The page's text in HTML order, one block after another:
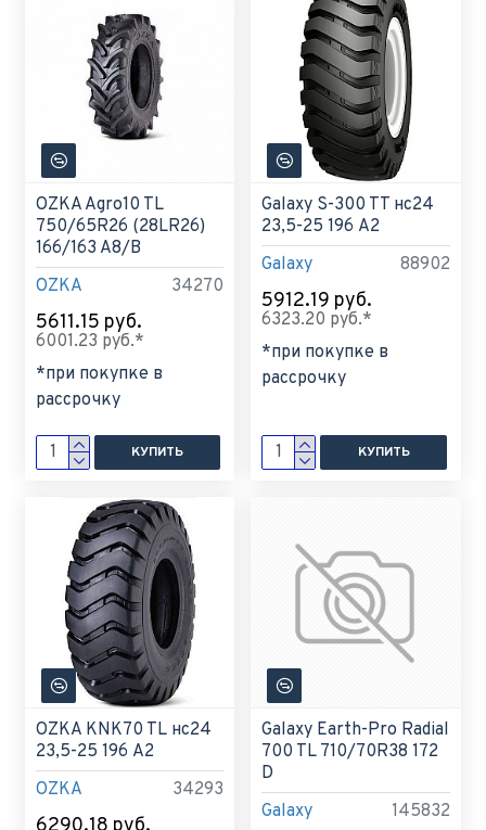
OZKA 34270
OZKA Agro10 TL
750/65R26 (28LR26)
166/163 A8/B
5611.15 руб.
6001.23 руб.*
*при покупке в
рассрочку
КУПИТЬ
Galaxy 88902
Galaxy S-300 TT нс24
23,5-25 196 A2
5912.19 руб.
6323.20 руб.*
*при покупке в
рассрочку
КУПИТЬ
OZKA 34293
OZKA KNK70 TL нс24
23,5-25 196 A2
Galaxy 145832
Galaxy Earth-Pro Radial
700 TL 710/70R38 172
D